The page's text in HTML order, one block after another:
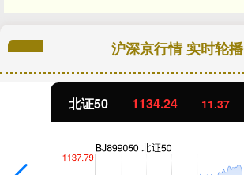
沪深京行情 实时轮播
北证50 1134.24 11.37